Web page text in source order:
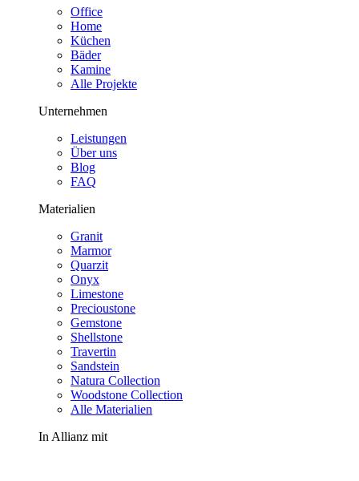
Office
Home
Küchen
Bäder
Kamine
Alle Projekte
Unternehmen
Leistungen
Über uns
Blog
FAQ
Materialien
Granit
Marmor
Quarzit
Onyx
Limestone
Precioustone
Gemstone
Shellstone
Travertin
Sandstein
Natura Collection
Woodstone Collection
Alle Materialien
In Allianz mit